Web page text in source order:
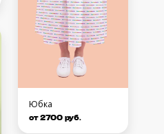
Юбка
от 2700 руб.